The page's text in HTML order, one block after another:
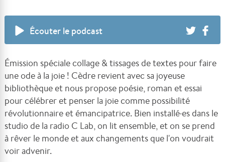
Écouter le podcast
Émission spéciale collage & tissages de textes pour faire
une ode à la joie ! Cèdre revient avec sa joyeuse
bibliothèque et nous propose poésie, roman et essai
pour célébrer et penser la joie comme possibilité
révolutionnaire et émancipatrice. Bien installé·es dans le
studio de la radio C Lab, on lit ensemble, et on se prend
à rêver le monde et aux changements que l'on voudrait
voir advenir.